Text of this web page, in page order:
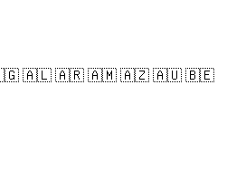
🇦🇱 🇦🇷 🇦🇲 🇦🇿 🇦🇺 🇧🇪